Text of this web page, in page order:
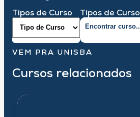
Tipos de Curso Tipos de Curso
VEM PRA UNISBA
Cursos relacionados